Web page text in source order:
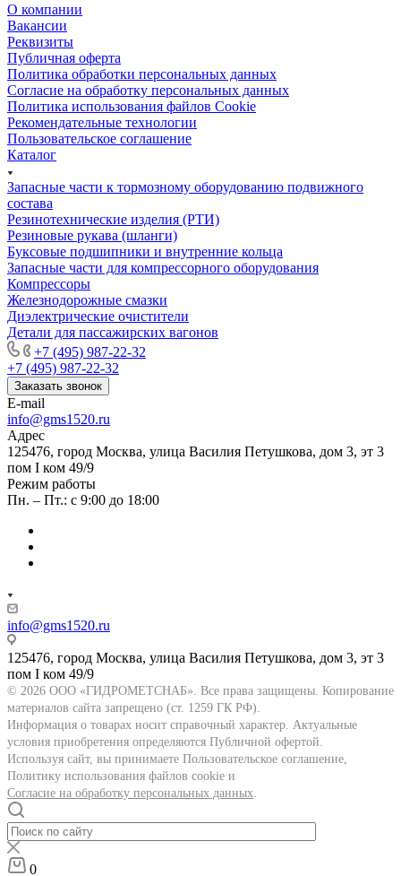
О компании
Вакансии
Реквизиты
Публичная оферта
Политика обработки персональных данных
Cогласие на обработку персональных данных
Политика использования файлов Cookie
Рекомендательные технологии
Пользовательское соглашение
Каталог
Запасные части к тормозному оборудованию подвижного
состава
Резинотехнические изделия (РТИ)
Резиновые рукава (шланги)
Буксовые подшипники и внутренние кольца
Запасные части для компрессорного оборудования
Компрессоры
Железнодорожные смазки
Диэлектрические очистители
Детали для пассажирских вагонов
+7 (495) 987-22-32
+7 (495) 987-22-32
Заказать звонок
E-mail
info@gms1520.ru
Адрес
125476, город Москва, улица Василия Петушкова, дом 3, эт 3
пом I ком 49/9
Режим работы
Пн. – Пт.: с 9:00 до 18:00
info@gms1520.ru
125476, город Москва, улица Василия Петушкова, дом 3, эт 3
пом I ком 49/9
© 2026 ООО «ГИДРОМЕТСНАБ». Все права защищены. Копирование
материалов сайта запрещено (ст. 1259 ГК РФ).
Информация о товарах носит справочный характер. Актуальные
условия приобретения определяются Публичной офертой.
Используя сайт, вы принимаете Пользовательское соглашение,
Политику использования файлов cookie и
Согласие на обработку персональных данных
0